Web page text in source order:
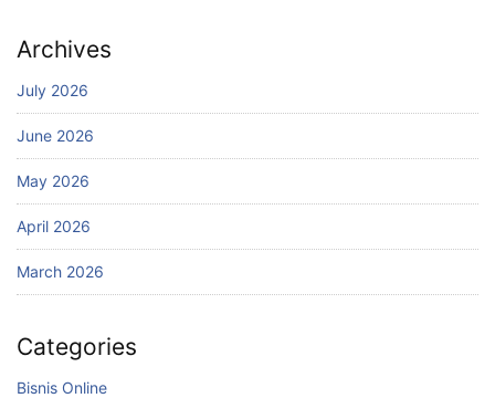
Archives
July 2026
June 2026
May 2026
April 2026
March 2026
Categories
Bisnis Online